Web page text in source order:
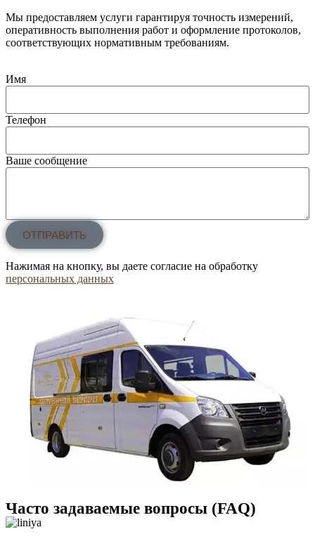
Мы предоставляем услуги гарантируя точность измерений,
оперативность выполнения работ и оформление протоколов,
соответствующих нормативным требованиям.
Имя
Телефон
Ваше сообщение
ОТПРАВИТЬ
Нажимая на кнопку, вы даете согласие на обработку
персональных данных
Часто задаваемые вопросы (FAQ)